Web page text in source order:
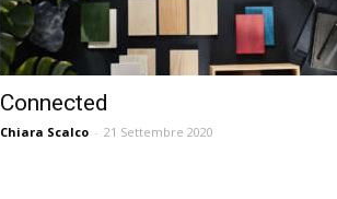
Connected
Chiara Scalco - 21 Settembre 2020